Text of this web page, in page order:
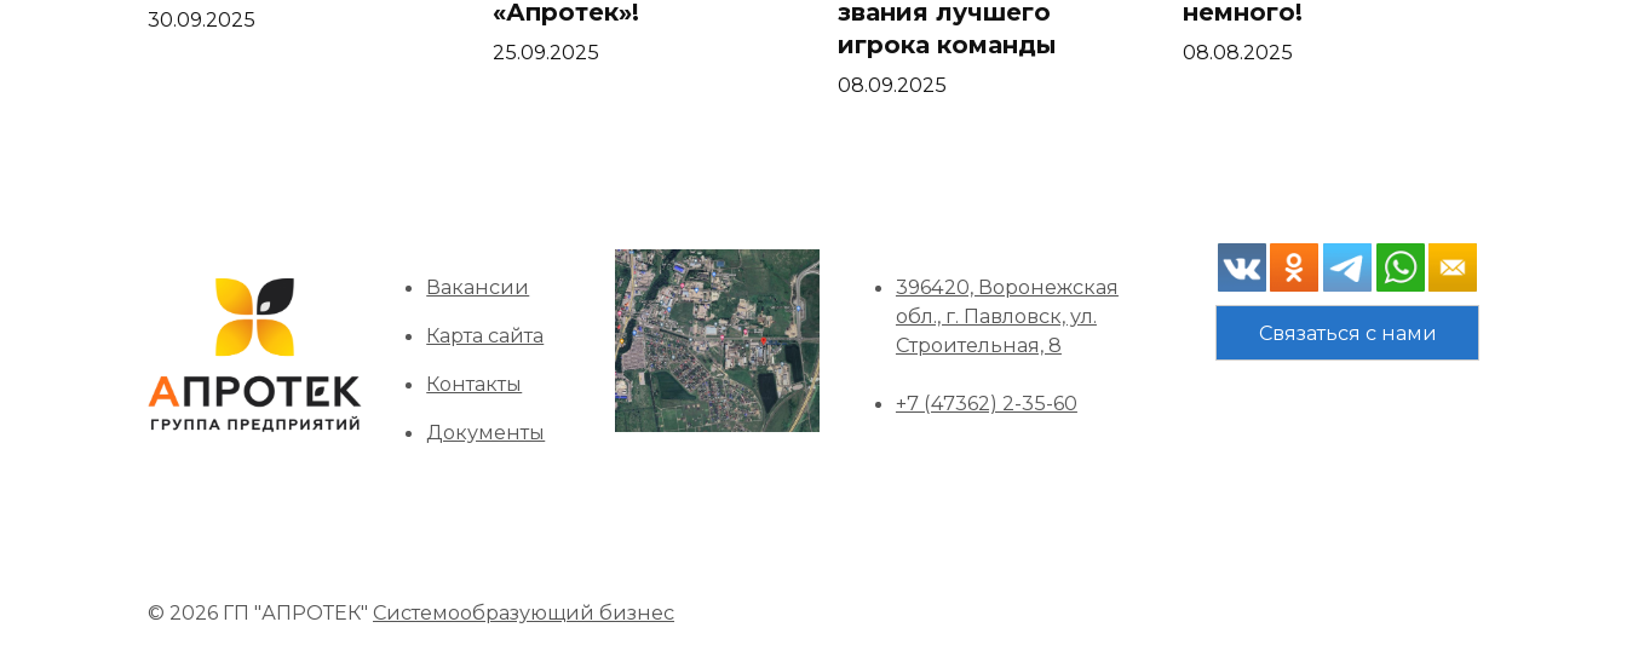
30.09.2025
«Апротек»!
25.09.2025
звания лучшего
игрока команды
08.09.2025
немного!
08.08.2025
Вакансии
Карта сайта
Контакты
Документы
396420, Воронежская
обл., г. Павловск, ул.
Строительная, 8
+7 (47362) 2-35-60
Связаться с нами
© 2026 ГП "АПРОТЕК" Системообразующий бизнес